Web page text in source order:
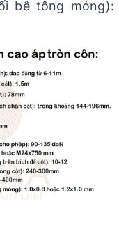
bê tông móng):